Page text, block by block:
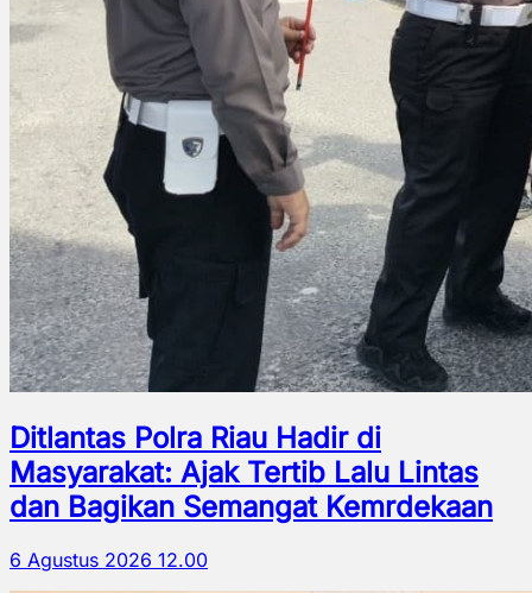
Ditlantas Polra Riau Hadir di
Masyarakat: Ajak Tertib Lalu Lintas
dan Bagikan Semangat Kemrdekaan
6 Agustus 2026 12.00